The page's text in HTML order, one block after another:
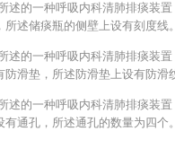
述的一种呼吸内科清肺排痰装
述储痰瓶的侧壁上设有刻度线。
述的一种呼吸内科清肺排痰装
滑垫，所述防滑垫上设有防滑
述的一种呼吸内科清肺排痰装
通孔，所述通孔的数量为四个。